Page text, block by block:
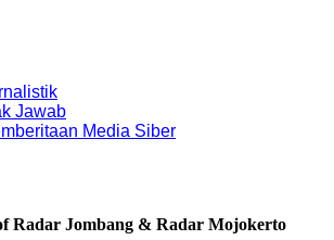
Jawab
Media Siber
Radar Jombang & Radar Mojokerto